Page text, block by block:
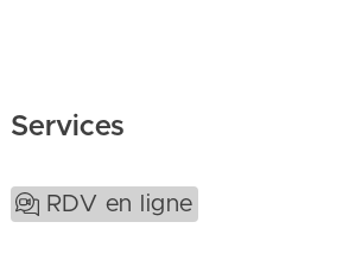
Services
RDV en ligne